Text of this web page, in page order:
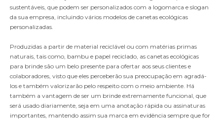
sustentáveis, que podem ser personalizados com a logomarca e slogan
da sua empresa, incluindo vários modelos de canetas ecológicas
personalizadas.
Produzidas a partir de material reciclável ou com matérias primas
naturais, tais como, bambu e papel reciclado, as canetas ecológicas
para brinde são um belo presente para ofertar aos seus clientes e
colaboradores, visto que eles perceberão sua preocupação em agradá-
los e também valorizarão pelo respeito com o meio ambiente. Há
também a vantagem de ser um brinde extremamente funcional, que
será usado diariamente, seja em uma anotação rápida ou assinaturas
importantes, mantendo assim sua marca em evidência sempre que for